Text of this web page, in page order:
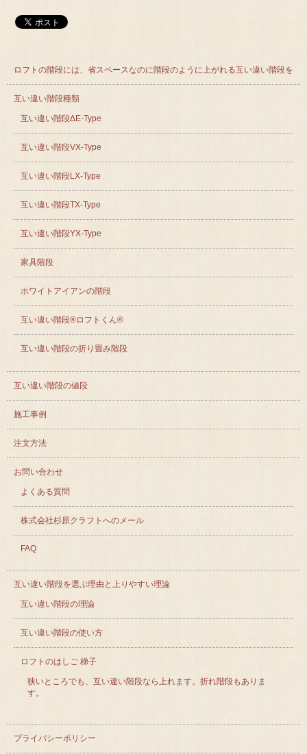
ロフトの階段には、省スペースなのに階段のように上がれる互い違い階段を
互い違い階段種類
互い違い階段ΔE-Type
互い違い階段VX-Type
互い違い階段LX-Type
互い違い階段TX-Type
互い違い階段YX-Type
家具階段
ホワイトアイアンの階段
互い違い階段®ロフトくん®
互い違い階段の折り畳み階段
互い違い階段の値段
施工事例
注文方法
お問い合わせ
よくある質問
株式会社杉原クラフトへのメール
FAQ
互い違い階段を選ぶ理由と上りやすい理論
互い違い階段の理論
互い違い階段の使い方
ロフトのはしご 梯子
狭いところでも、互い違い階段なら上れます。折れ階段もありま
す。
プライバシーポリシー